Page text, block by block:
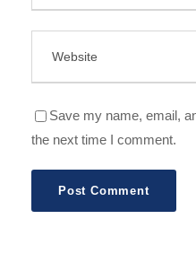
Save my name, email,
the next time I comment.